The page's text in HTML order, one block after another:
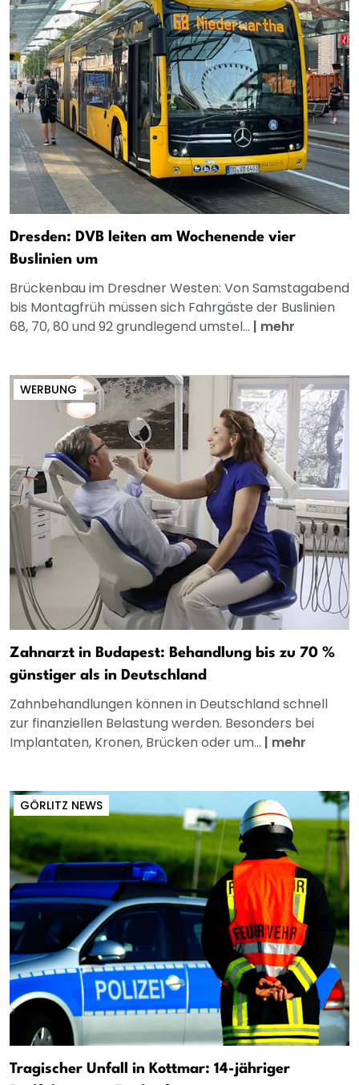
Dresden: DVB leiten am Wochenende vier
Buslinien um
Brückenbau im Dresdner Westen: Von Samstagabend
bis Montagfrüh müssen sich Fahrgäste der Buslinien
68, 70, 80 und 92 grundlegend umstel... | mehr
WERBUNG
Zahnarzt in Budapest: Behandlung bis zu 70 %
günstiger als in Deutschland
Zahnbehandlungen können in Deutschland schnell
zur finanziellen Belastung werden. Besonders bei
Implantaten, Kronen, Brücken oder um... | mehr
GÖRLITZ NEWS
Tragischer Unfall in Kottmar: 14-jähriger